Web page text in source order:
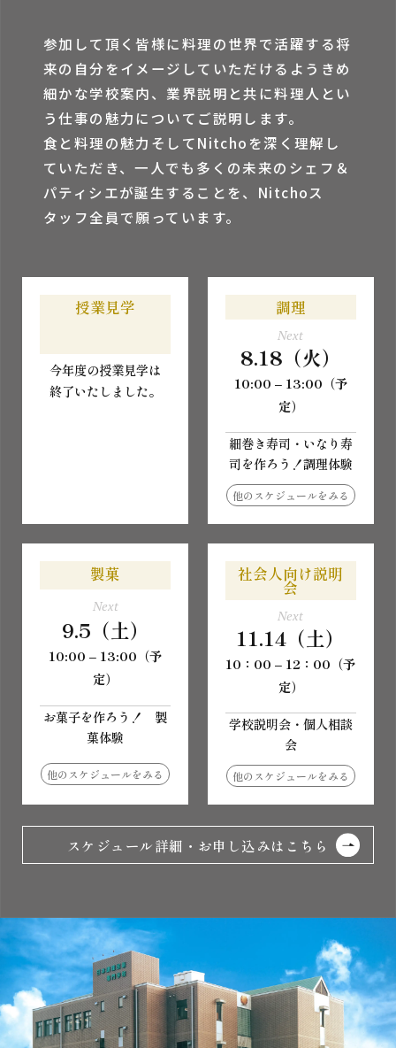
参加して頂く皆様に料理の世界で活躍する将
来の⾃分をイメージしていただけるようきめ
細かな学校案内、業界説明と共に料理⼈とい
う仕事の魅⼒についてご説明します。
⾷と料理の魅⼒そしてNitchoを深く理解し
ていただき、⼀⼈でも多くの未来のシェフ＆
パティシエが誕⽣することを、Nitchoス
タッフ全員で願っています。
授業見学
今年度の授業見学は
終了いたしました。
調理
Next
8.18（火）
10:00 – 13:00（予
定）
細巻き寿司・いなり寿
司を作ろう！調理体験
他のスケジュールをみる
製菓
Next
9.5（土）
10:00 – 13:00（予
定）
お菓子を作ろう！ 製
菓体験
他のスケジュールをみる
社会人向け説明
会
Next
11.14（土）
10：00 – 12：00（予
定）
学校説明会・個人相談
会
他のスケジュールをみる
スケジュール詳細・お申し込みはこちら